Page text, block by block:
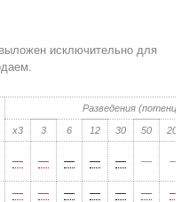
исключительно для
Разведения
x3 3 6 12 30 50 200
— — — — — — —
— — — — — —
—